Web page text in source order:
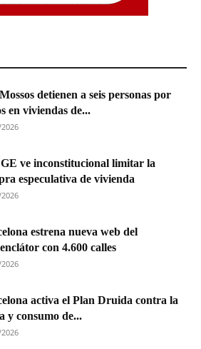
detienen a seis personas por
en viviendas de...
ve inconstitucional limitar la
especulativa de vivienda
estrena nueva web del
con 4.600 calles
activa el Plan Druida contra la
y consumo de...